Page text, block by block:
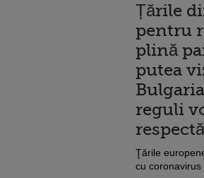
Țările
pentru
plină
putea
reguli
Ţările
cu coronavirus